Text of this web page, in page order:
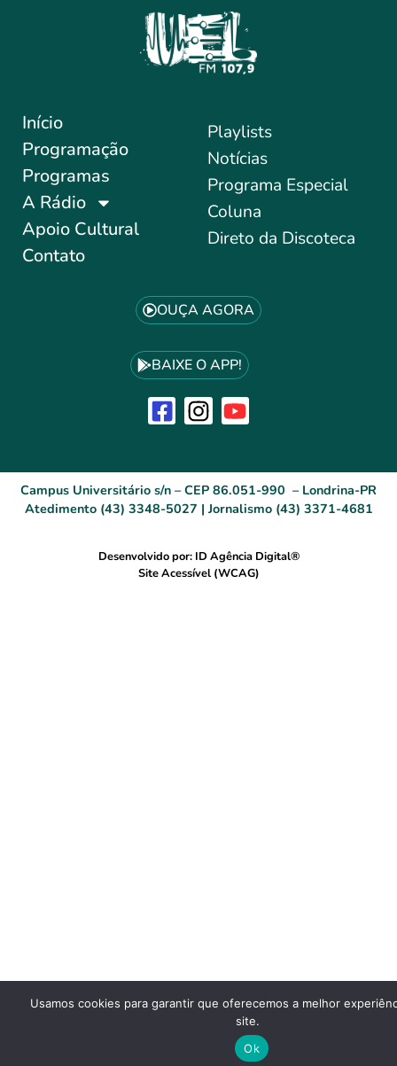
Início
Programação
Programas
A Rádio
Apoio Cultural
Contato
Playlists
Notícias
Programa Especial
Coluna
Direto da Discoteca
OUÇA AGORA
BAIXE O APP!
Campus Universitário s/n – CEP 86.051-990 – Londrina-PR
Atedimento (43) 3348-5027 | Jornalismo (43) 3371-4681
Desenvolvido por: ID Agência Digital®
Site Acessível (WCAG)
Usamos cookies para garantir que oferecemos a melhor
site.
Ok